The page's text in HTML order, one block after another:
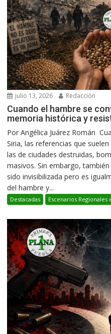
julio 13, 2026 Redacción
Cuando el hambre se
memoria histórica y
Por Angélica Juárez Román
Siria, las referencias que
las de ciudades destruidas,
masivos. Sin embargo,
sido invisibilizada pero es
del hambre y...
Destacadas Escenarios